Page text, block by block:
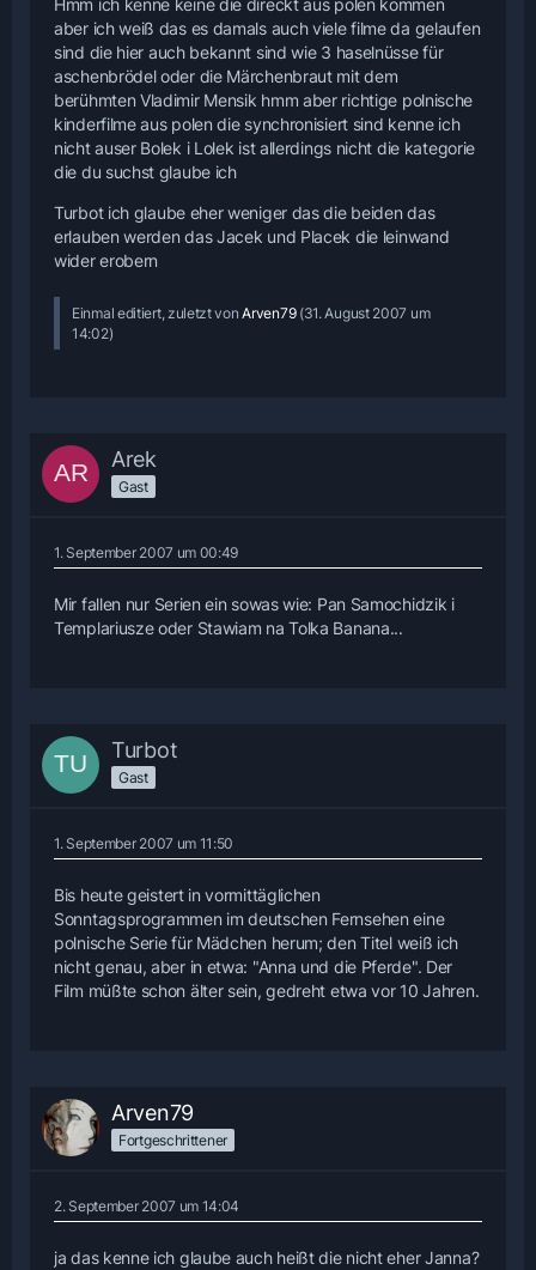
Hmm ich kenne keine die direckt aus polen kommen
aber ich weiß das es damals auch viele filme da gelaufen
sind die hier auch bekannt sind wie 3 haselnüsse für
aschenbrödel oder die Märchenbraut mit dem
berühmten Vladimir Mensik hmm aber richtige polnische
kinderfilme aus polen die synchronisiert sind kenne ich
nicht auser Bolek i Lolek ist allerdings nicht die kategorie
die du suchst glaube ich
Turbot ich glaube eher weniger das die beiden das
erlauben werden das Jacek und Placek die leinwand
wider erobern
Einmal editiert, zuletzt vonArven79(31. August 2007 um
14:02)
Arek
Gast
1. September 2007 um 00:49
Mir fallen nur Serien ein sowas wie: Pan Samochidzik i
Templariusze oder Stawiam na Tolka Banana...
Turbot
Gast
1. September 2007 um 11:50
Bis heute geistert in vormittäglichen
Sonntagsprogrammen im deutschen Fernsehen eine
polnische Serie für Mädchen herum; den Titel weiß ich
nicht genau, aber in etwa: "Anna und die Pferde". Der
Film müßte schon älter sein, gedreht etwa vor 10 Jahren.
Arven79
Fortgeschrittener
2. September 2007 um 14:04
ja das kenne ich glaube auch heißt die nicht eher Janna?